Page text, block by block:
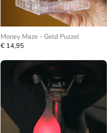
Money Maze - Geld Puzzel
€ 14,95